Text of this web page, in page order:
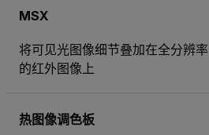
MSX
将可见光图像细节叠加在全分辨率
的红外图像上
热图像调色板